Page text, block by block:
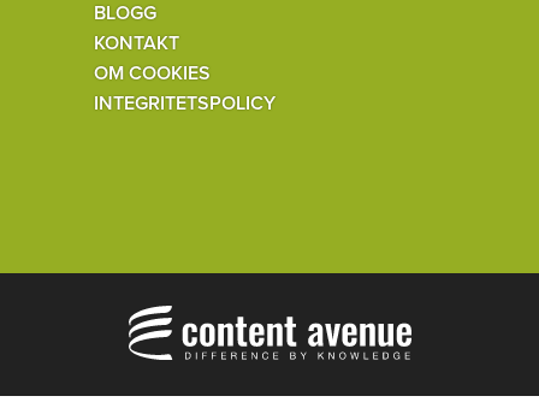
BLOGG
KONTAKT
OM COOKIES
INTEGRITETSPOLICY